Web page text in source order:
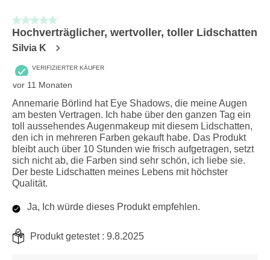
von
60
Bewertungen.
5 von 5 Sternen.
Hochverträglicher, wertvoller, toller Lidschatten
Silvia K
VERIFIZIERTER KÄUFER
vor 11 Monaten
Annemarie Börlind hat Eye Shadows, die meine Augen
am besten Vertragen. Ich habe über den ganzen Tag ein
toll aussehendes Augenmakeup mit diesem Lidschatten,
den ich in mehreren Farben gekauft habe. Das Produkt
bleibt auch über 10 Stunden wie frisch aufgetragen, setzt
sich nicht ab, die Farben sind sehr schön, ich liebe sie.
Der beste Lidschatten meines Lebens mit höchster
Qualität.
Ja, Ich würde dieses Produkt empfehlen.
Produkt getestet : 9.8.2025